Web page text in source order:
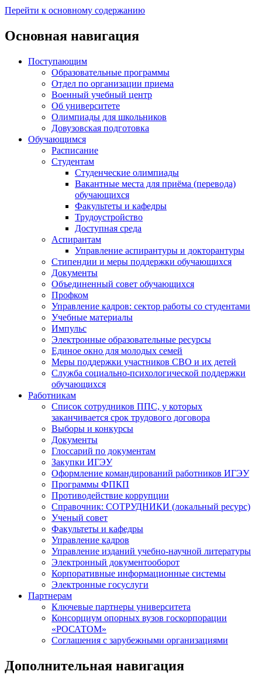
Перейти к основному содержанию
Основная навигация
Поступающим
Образовательные программы
Отдел по организации приема
Военный учебный центр
Об университете
Олимпиады для школьников
Довузовская подготовка
Обучающимся
Расписание
Студентам
Студенческие олимпиады
Вакантные места для приёма (перевода)
обучающихся
Факультеты и кафедры
Трудоустройство
Доступная среда
Аспирантам
Управление аспирантуры и докторантуры
Стипендии и меры поддержки обучающихся
Документы
Объединенный совет обучающихся
Профком
Управление кадров: сектор работы со студентами
Учебные материалы
Импульс
Электронные образовательные ресурсы
Единое окно для молодых семей
Меры поддержки участников СВО и их детей
Служба социально-психологической поддержки
обучающихся
Работникам
Список сотрудников ППС, у которых
заканчивается срок трудового договора
Выборы и конкурсы
Документы
Глоссарий по документам
Закупки ИГЭУ
Оформление командирований работников ИГЭУ
Программы ФПКП
Противодействие коррупции
Справочник: СОТРУДНИКИ (локальный ресурс)
Ученый совет
Факультеты и кафедры
Управление кадров
Управление изданий учебно-научной литературы
Электронный документооборот
Корпоративные информационные системы
Электронные госуслуги
Партнерам
Ключевые партнеры университета
Консорциум опорных вузов госкорпорации
«РОСАТОМ»
Соглашения с зарубежными организациями
Дополнительная навигация